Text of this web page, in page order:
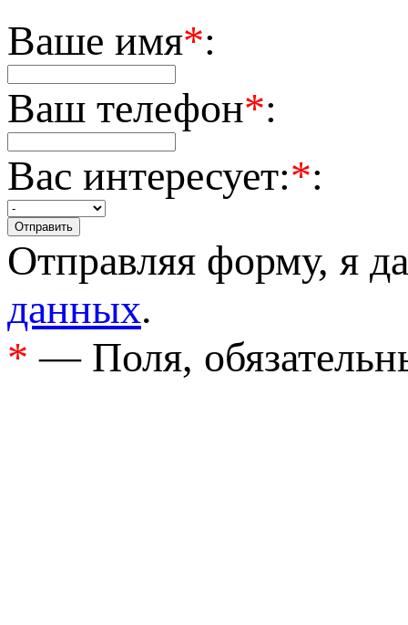
Ваше имя*:
Ваш телефон*:
Вас интересует:*:
Отправляя форму, я
данных.
* — Поля,